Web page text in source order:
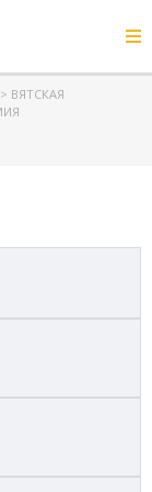
> ВЯТСКАЯ